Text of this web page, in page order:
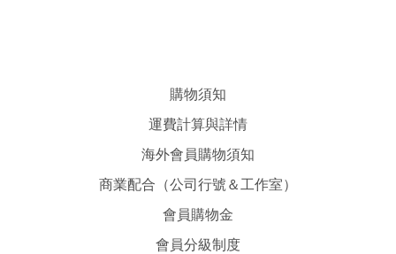
購物須知
運費計算與詳情
海外會員購物須知
商業配合（公司行號＆工作室）
會員購物金
會員分級制度